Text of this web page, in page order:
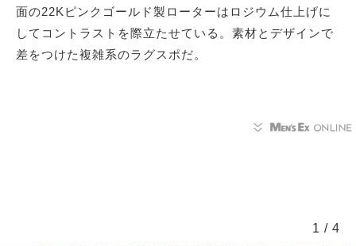
面の22Kピンクゴールド製ローターはロジウム仕上げに
してコントラストを際立たせている。素材とデザインで
差をつけた複雑系のラグスポだ。
1 / 4